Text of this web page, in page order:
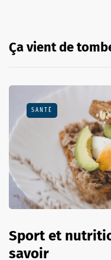
Ça vient de
SANTÉ
Sport et
savoir